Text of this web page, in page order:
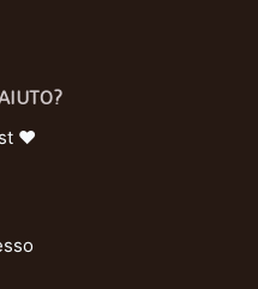
❤